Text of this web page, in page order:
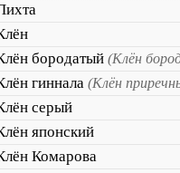
бородатый (Клён
гиннала (Клён
серый
японский
Комарова